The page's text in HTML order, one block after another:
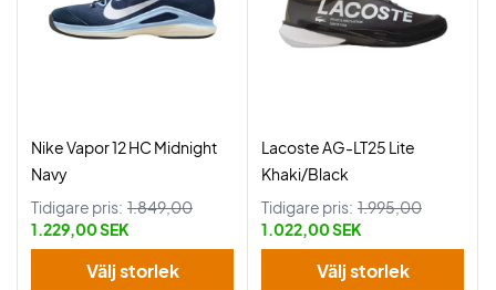
Nike Vapor 12 HC Midnight
Navy
Tidigare pris: 1.849,00
1.229,00 SEK
Välj storlek
Lacoste AG-LT25 Lite
Khaki/Black
Tidigare pris: 1.995,00
1.022,00 SEK
Välj storlek